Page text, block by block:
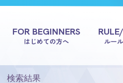
FOR BEGINNERS
はじめての方へ ルー
検索結果